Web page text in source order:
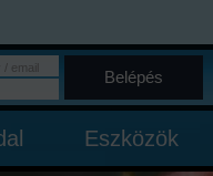
Belépés
Eszközök